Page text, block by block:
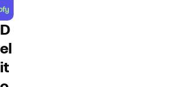
D
el
it